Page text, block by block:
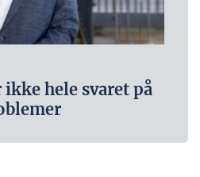
ikke hele svaret på